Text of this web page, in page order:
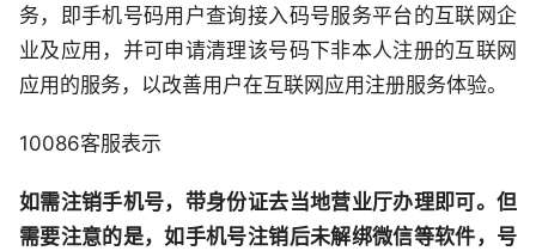
务，即手机号码用户查询接入码号服务平台的互联网企
业及应用，并可申请清理该号码下非本人注册的互联网
应用的服务，以改善用户在互联网应用注册服务体验。
10086客服表示
如需注销手机号，带身份证去当地营业厅办理即可。 但
需要注意的是，如手机号注销后未解绑微信等软件，号